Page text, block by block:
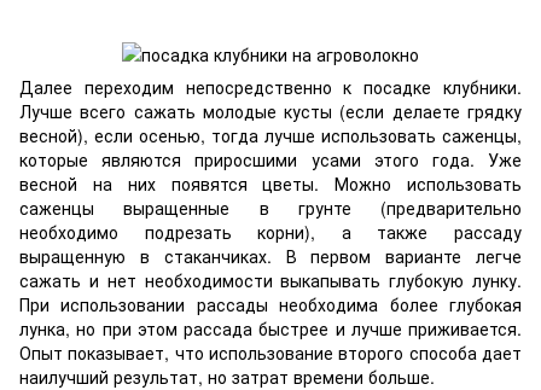
Далее переходим непосредственно к посадке клубники.
Лучше всего сажать молодые кусты (если делаете грядку
весной), если осенью, тогда лучше использовать саженцы,
которые являются приросшими усами этого года. Уже
весной на них появятся цветы. Можно использовать
саженцы выращенные в грунте (предварительно
необходимо подрезать корни), а также рассаду
выращенную в стаканчиках. В первом варианте легче
сажать и нет необходимости выкапывать глубокую лунку.
При использовании рассады необходима более глубокая
лунка, но при этом рассада быстрее и лучше приживается.
Опыт показывает, что использование второго способа дает
наилучший результат, но затрат времени больше.